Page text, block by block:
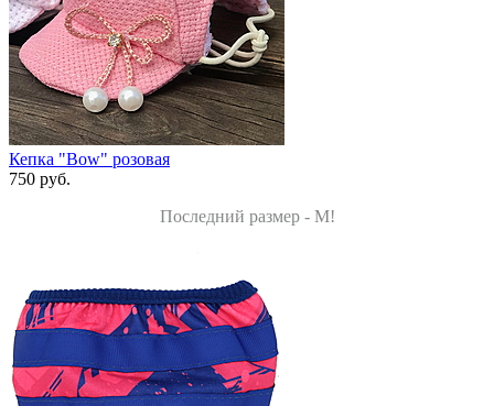
Кепка "Bow" розовая
750 руб.
Последний размер - M!